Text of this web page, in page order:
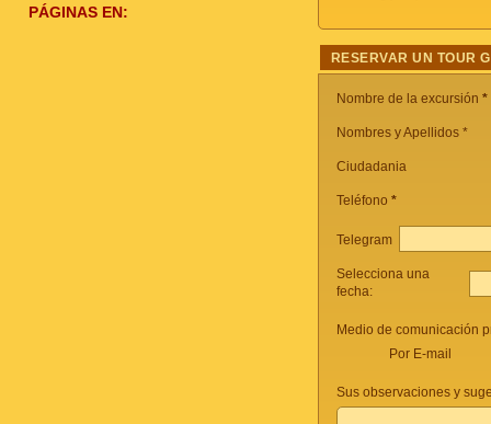
RESERVAR UN TOUR
Nombre de la excursión *
Nombres y Apellidos *
Ciudadania
Teléfono *
Telegram
Selecciona una
fecha:
Medio de comunicación
Por E-mail
Sus observaciones y
PÁGINAS EN: